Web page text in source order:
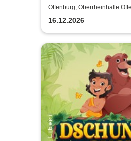
Others - A
Music
Offenburg, Oberrheinhalle
16.12.2026